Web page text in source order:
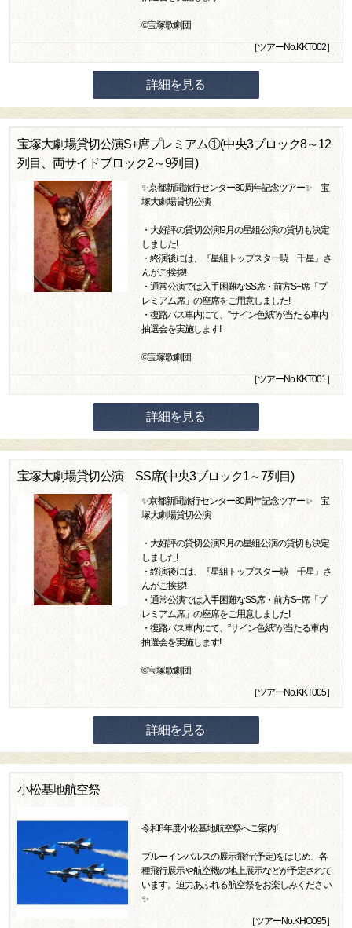
©宝塚歌劇団
［ツアーNo.KKT002］
詳細を見る
宝塚大劇場貸切公演S+席プレミアム①(中央3ブロック8～12
列目、両サイドブロック2～9列目)
✨京都新聞旅行センター80周年記念ツアー✨ 宝
塚大劇場貸切公演
・大好評の貸切公演!9月の星組公演の貸切も決定
しました!
・終演後には、『星組トップスター暁 千星』さ
んがご挨拶!
・通常公演では入手困難なSS席・前方S+席「プ
レミアム席」の座席をご用意しました!
・復路バス車内にて、”サイン色紙”が当たる車内
抽選会を実施します!
©宝塚歌劇団
［ツアーNo.KKT001］
詳細を見る
宝塚大劇場貸切公演 SS席(中央3ブロック1～7列目)
✨京都新聞旅行センター80周年記念ツアー✨ 宝
塚大劇場貸切公演
・大好評の貸切公演!9月の星組公演の貸切も決定
しました!
・終演後には、『星組トップスター暁 千星』さ
んがご挨拶!
・通常公演では入手困難なSS席・前方S+席「プ
レミアム席」の座席をご用意しました!
・復路バス車内にて、”サイン色紙”が当たる車内
抽選会を実施します!
©宝塚歌劇団
［ツアーNo.KKT005］
詳細を見る
小松基地航空祭
令和8年度小松基地航空祭へご案内!
ブルーインパルスの展示飛行(予定)をはじめ、各
種飛行展示や航空機の地上展示などが予定されて
います。迫力あふれる航空祭をお楽しみください
✨
［ツアーNo.KHO095］